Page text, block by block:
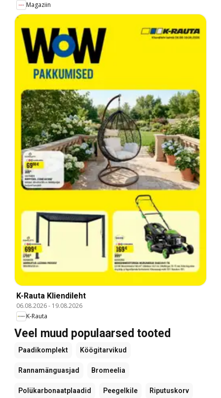
Magaziin
K-Rauta Kliendileht
06.08.2026- 19.08.2026
K-Rauta
Veel muud populaarsed tooted
Paadikomplekt Köögitarvikud
Rannamänguasjad Bromeelia
Polükarbonaatplaadid Peegelkile Riputuskorv